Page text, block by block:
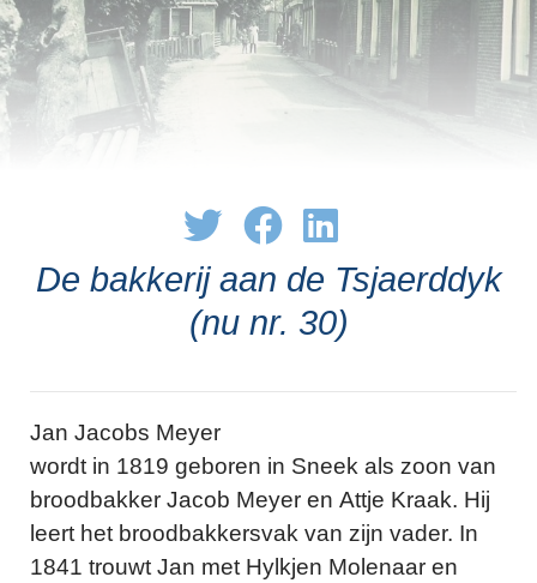
De bakkerij aan de Tsjaerddyk
(nu nr. 30)
Jan Jacobs Meyer
wordt in 1819 geboren in Sneek als zoon van
broodbakker Jacob Meyer en Attje Kraak. Hij
leert het broodbakkersvak van zijn vader. In
1841 trouwt Jan met Hylkjen Molenaar en